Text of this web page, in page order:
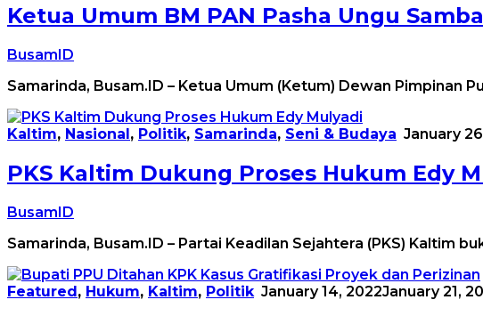
Ketua Umum BM PAN Pasha Ungu
BusamID
Samarinda, Busam.ID – Ketua Umum (Ketum) Dewan Pimpinan
Kaltim, Nasional, Politik, Samarinda, Seni & Budaya January
PKS Kaltim Dukung Proses Hukum Edy
BusamID
Samarinda, Busam.ID – Partai Keadilan Sejahtera (PKS) Kaltim
Featured, Hukum, Kaltim, Politik January 14, 2022January 21,